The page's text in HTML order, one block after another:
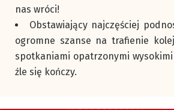
nas wróci!
Obstawiający najczęściej
ogromne szanse na trafienie
spotkaniami opatrzonymi
źle się kończy.